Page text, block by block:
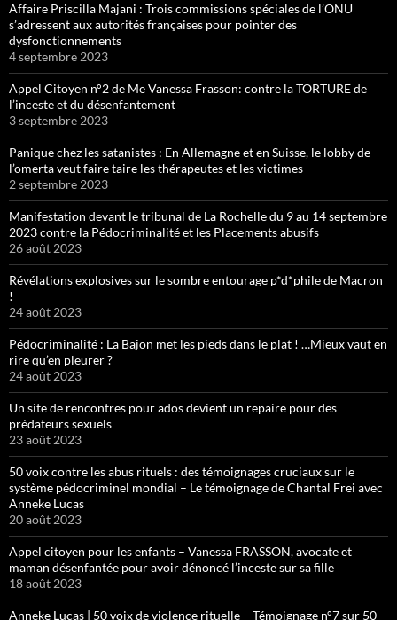
Affaire Priscilla Majani : Trois commissions spéciales de l’ONU
s’adressent aux autorités françaises pour pointer des
dysfonctionnements
4 septembre 2023
Appel Citoyen n°2 de Me Vanessa Frasson: contre la TORTURE de
l’inceste et du désenfantement
3 septembre 2023
Panique chez les satanistes : En Allemagne et en Suisse, le lobby de
l’omerta veut faire taire les thérapeutes et les victimes
2 septembre 2023
Manifestation devant le tribunal de La Rochelle du 9 au 14 septembre
2023 contre la Pédocriminalité et les Placements abusifs
26 août 2023
Révélations explosives sur le sombre entourage p*d*phile de Macron
!
24 août 2023
Pédocriminalité : La Bajon met les pieds dans le plat ! …Mieux vaut en
rire qu’en pleurer ?
24 août 2023
Un site de rencontres pour ados devient un repaire pour des
prédateurs sexuels
23 août 2023
50 voix contre les abus rituels : des témoignages cruciaux sur le
système pédocriminel mondial – Le témoignage de Chantal Frei avec
Anneke Lucas
20 août 2023
Appel citoyen pour les enfants – Vanessa FRASSON, avocate et
maman désenfantée pour avoir dénoncé l’inceste sur sa fille
18 août 2023
Anneke Lucas | 50 voix de violence rituelle – Témoignage n°7 sur 50